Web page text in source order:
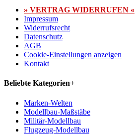
» VERTRAG WIDERRUFEN «
Impressum
Widerrufsrecht
Datenschutz
AGB
Cookie-Einstellungen anzeigen
Kontakt
Beliebte Kategorien+
Marken-Welten
Modellbau-Maßstäbe
Militär-Modellbau
Flugzeug-Modellbau